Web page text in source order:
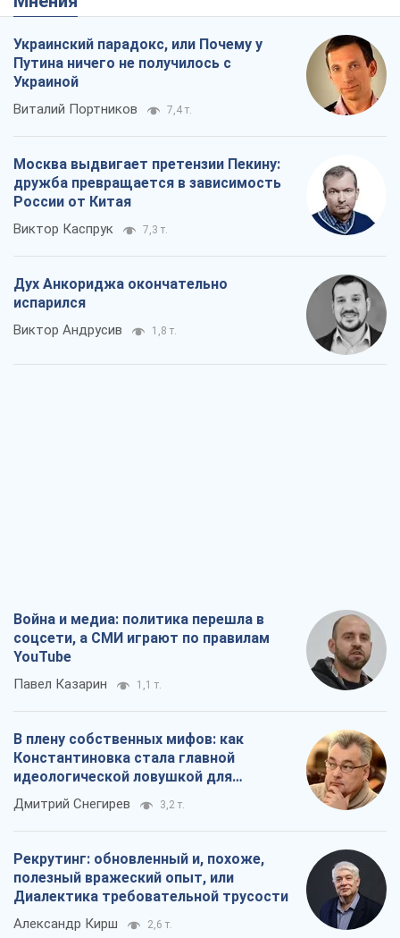
Украинский парадокс, или Почему у
Путина ничего не получилось с
Украиной
Виталий Портников 7,4 т.
Москва выдвигает претензии Пекину:
дружба превращается в зависимость
России от Китая
Виктор Каспрук 7,3 т.
Дух Анкориджа окончательно
испарился
Виктор Андрусив 1,8 т.
Война и медиа: политика перешла в
соцсети, а СМИ играют по правилам
YouTube
Павел Казарин 1,1 т.
В плену собственных мифов: как
Константиновка стала главной
идеологической ловушкой для
российских оккупантов
Дмитрий Снегирев 3,2 т.
Рекрутинг: обновленный и, похоже,
полезный вражеский опыт, или
Диалектика требовательной трусости
Александр Кирш 2,6 т.